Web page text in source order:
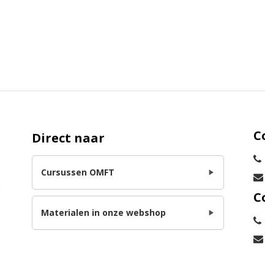
Direct naar
Cursussen OMFT
Materialen in onze webshop